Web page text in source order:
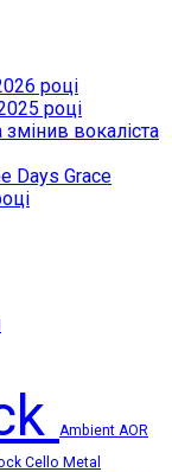
році
році
вокаліста
Days Grace
Ambient AOR
Cello Metal